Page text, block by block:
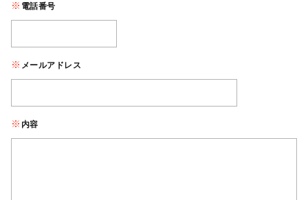
電話番号
メールアドレス
内容